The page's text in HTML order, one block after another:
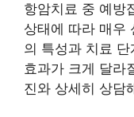
항암치료 중 예방
상태에 따라 매우
의 특성과 치료
효과가 크게 달라
진와 상세히 상담